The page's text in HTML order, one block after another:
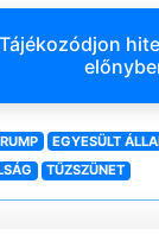
Tájékozódjon
EGYESÜLT
TŰZSZÜNET